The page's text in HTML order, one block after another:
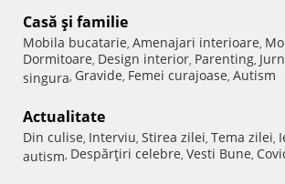
Casă şi familie
Mobila bucatarie, Amenajari interioare,
Dormitoare, Design interior, Parenting,
singura, Gravide, Femei curajoase, Autism
Actualitate
Din culise, Interviu, Stirea zilei, Tema zilei,
autism, Despărţiri celebre, Vesti Bune,